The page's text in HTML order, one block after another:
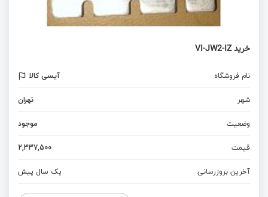
خرید VI-JW2-IZ
نام فروشگاه
آیسی کالا
شهر
تهران
وضعیت
موجود
قیمت
2,337,500
آخرین بروزرسانی
یک سال پیش